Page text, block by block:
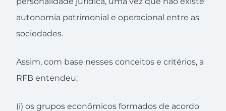
autonomia patrimonial e operacional entre as
sociedades.
Assim, com base nesses conceitos e critérios, a
RFB entendeu:
(i) os grupos econômicos formados de acordo